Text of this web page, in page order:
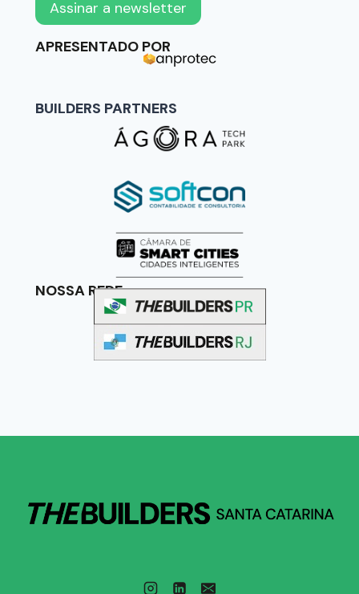
APRESENTADO POR
BUILDERS PARTNERS
NOSSA REDE